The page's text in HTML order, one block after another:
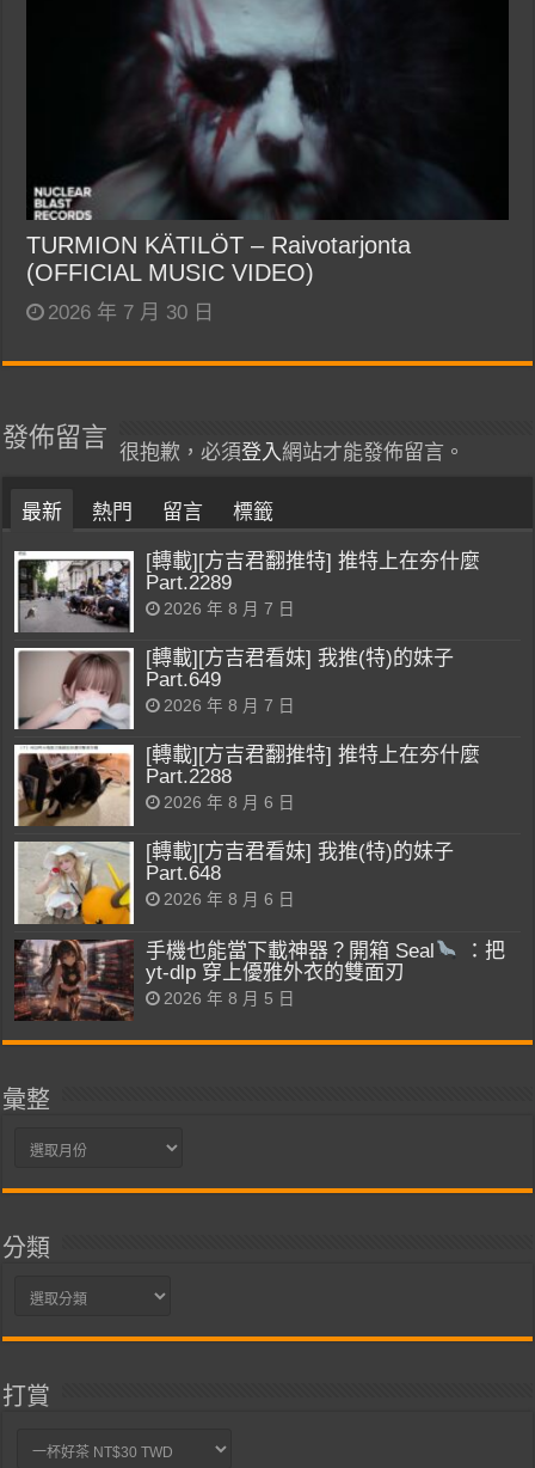
TURMION KÄTILÖT – Raivotarjonta
(OFFICIAL MUSIC VIDEO)
2026 年 7 月 30 日
發佈留言
很抱歉，必須登入網站才能發佈留言。
最新 熱門 留言 標籤
[轉載][方吉君翻推特] 推特上在夯什麼
Part.2289
2026 年 8 月 7 日
[轉載][方吉君看妹] 我推(特)的妹子
Part.649
2026 年 8 月 7 日
[轉載][方吉君翻推特] 推特上在夯什麼
Part.2288
2026 年 8 月 6 日
[轉載][方吉君看妹] 我推(特)的妹子
Part.648
2026 年 8 月 6 日
手機也能當下載神器？開箱 Seal
：把
yt-dlp 穿上優雅外衣的雙面刃
2026 年 8 月 5 日
彙整
彙
分類
分
打賞